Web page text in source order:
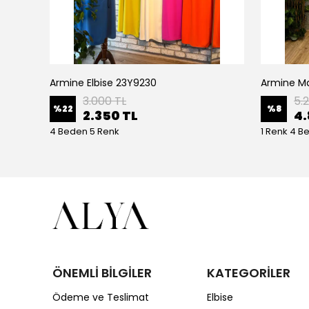
Armine Elbise 23Y9230
%22 3.000 TL
2.350 TL
4 Beden 5 Renk
%8
1 Renk 4
ÖNEMLİ BİLGİLER
Ödeme ve Teslimat
KATEGORİLER
Elbise